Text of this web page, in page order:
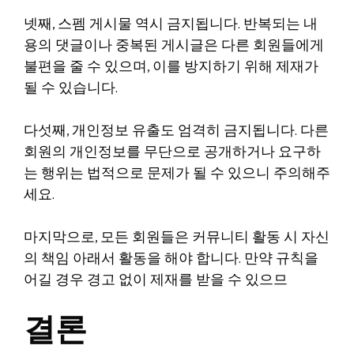
넷째, 스펨 게시물 역시 금지됩니다. 반복되는 내
용의 댓글이나 중복된 게시글은 다른 회원들에게
불편을 줄 수 있으며, 이를 방지하기 위해 제재가
될 수 있습니다.
다섯째, 개인정보 유출도 엄격히 금지됩니다. 다른
회원의 개인정보를 무단으로 공개하거나 요구하
는 행위는 법적으로 문제가 될 수 있으니 주의해주
세요.
마지막으로, 모든 회원들은 커뮤니티 활동 시 자신
의 책임 아래서 활동을 해야 합니다. 만약 규칙을
어길 경우 경고 없이 제재를 받을 수 있으므
결론